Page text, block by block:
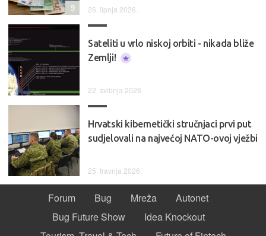
26. lipnja 2026.
9
Sateliti u vrlo niskoj orbiti - nikada bliže
Zemlji!
22. svibnja 2026.
Hrvatski kibernetički stručnjaci prvi put
sudjelovali na najvećoj NATO-ovoj vježbi
25. travnja 2026.
Forum Bug Mreža
Autonet
Bug Future Show
Idea Knockout